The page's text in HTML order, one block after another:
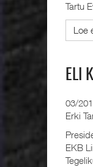
Tartu
Loe
ELI
03/
Erki
EKB